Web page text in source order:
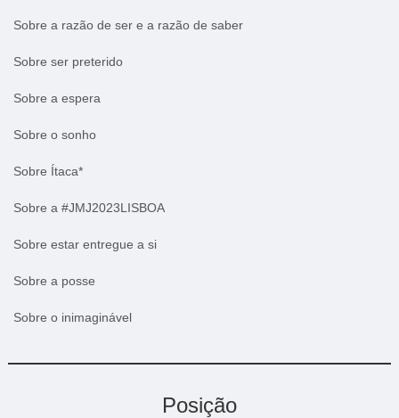
Sobre a razão de ser e a razão de saber
Sobre ser preterido
Sobre a espera
Sobre o sonho
Sobre Ítaca*
Sobre a #JMJ2023LISBOA
Sobre estar entregue a si
Sobre a posse
Sobre o inimaginável
Posição